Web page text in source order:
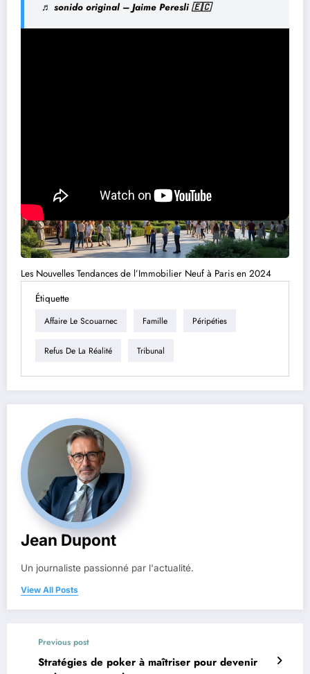
♬ sonido original – Jaime Peresli 🇪🇨
Les Nouvelles Tendances de l’Immobilier Neuf à Paris en 2024
Étiquette
Affaire Le Scouarnec Famille Péripéties
Refus De La Réalité Tribunal
Jean Dupont
Un journaliste passionné par l'actualité.
View All Posts
Previous post
Stratégies de poker à maîtriser pour devenir